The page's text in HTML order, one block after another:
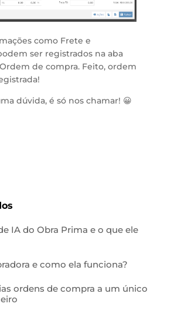
como Frete e
ser registrados na aba
de compra. Feito, ordem
dúvida, é só nos chamar! 😀
IA do Obra Prima e o que ele
e como ela funciona?
ordens de compra a um único